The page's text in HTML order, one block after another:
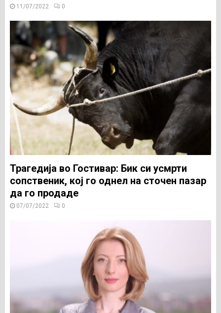
11/07/2022 0
Трагедија во Гостивар: Бик си усмрти
сопственик, кој го однел на сточен пазар
да го продаде
07/07/2022 0